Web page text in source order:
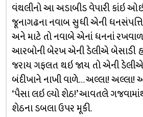
વંથલીનો આ અડાબીડ વેપારી કાંઇ
જૂનાગઢના નવાબ સુધી એની
અને માટે તો નવાબે એનાં ધનનાં
આરબોની બેરખ એની ડેલીએ બેસાડી
જરાય ગફલત થઇ જાય તો એની
બંદીખાને નાખી વાળે… અલ્લા! અલ્લા!
‘પૈસા લઇ લ્યો શેઠ!’ આવતલે
શેઠના ડબલા ઉપર મૂકી.